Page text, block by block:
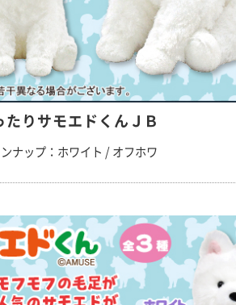
たりサモエドくんＪＢ
ナップ：ホワイト / オフホワ